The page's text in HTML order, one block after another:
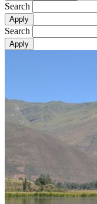
Search
Search